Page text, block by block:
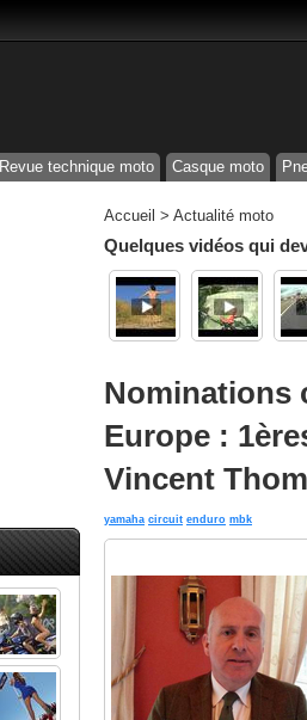
Revue technique moto Casque moto
Accueil > Actualité moto
Quelques vidéos qui
Nominations
Europe :
Vincent
yamaha circuit enduro mbk